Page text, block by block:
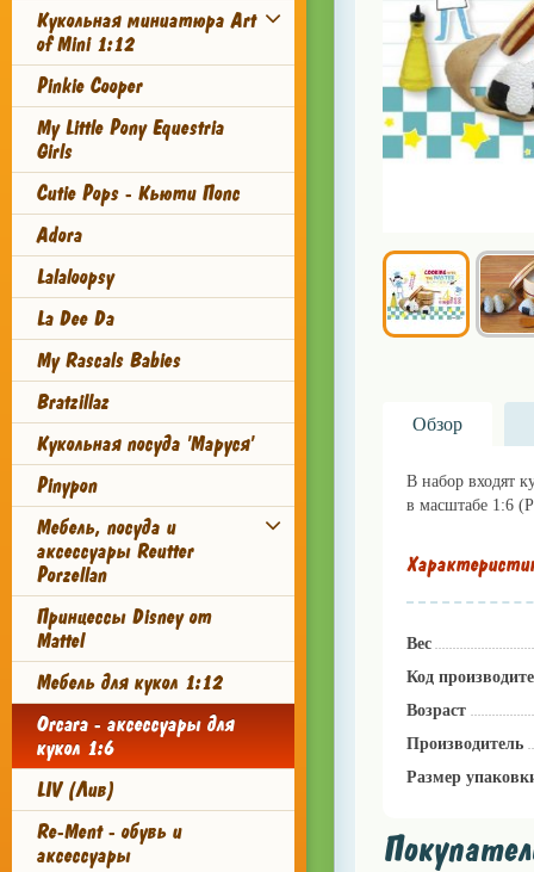
Кукольная миниатюра Art
of Mini 1:12
Pinkie Cooper
My Little Pony Equestria
Girls
Cutie Pops - Кьюти Попс
Adora
Lalaloopsy
La Dee Da
My Rascals Babies
Bratzillaz
Кукольная посуда 'Маруся'
Pinypon
Мебель, посуда и
аксессуары Reutter
Porzellan
Принцессы Disney от
Mattel
Мебель для кукол 1:12
Orcara - аксессуары для
кукол 1:6
LIV (Лив)
Re-Ment - обувь и
аксессуары
Обзор
В набор входят
в масштабе 1:6
Вес
Код
Возраст
Производитель
Размер